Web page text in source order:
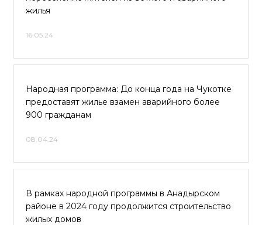
жилья
16.05.24
Народная программа: До конца года на Чукотке
предоставят жилье взамен аварийного более
900 гражданам
08.04.24
В рамках народной программы в Анадырском
районе в 2024 году продолжится строительство
жилых домов